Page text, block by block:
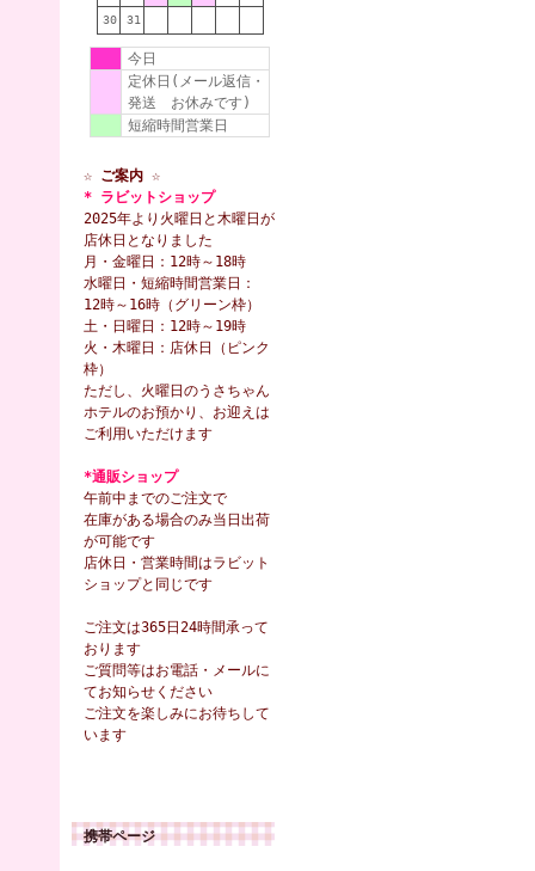
30 31
今日
定休日(メール返信・
発送 お休みです)
短縮時間営業日
☆ ご案内 ☆
* ラビットショップ
2025年より火曜日と木曜日が
店休日となりました
月・金曜日：12時～18時
水曜日・短縮時間営業日：
12時～16時（グリーン枠）
土・日曜日：12時～19時
火・木曜日：店休日（ピンク
枠）
ただし、火曜日のうさちゃん
ホテルのお預かり、お迎えは
ご利用いただけます
*通販ショップ
午前中までのご注文で
在庫がある場合のみ当日出荷
が可能です
店休日・営業時間はラビット
ショップと同じです
ご注文は365日24時間承って
おります
ご質問等はお電話・メールに
てお知らせください
ご注文を楽しみにお待ちして
います
携帯ページ